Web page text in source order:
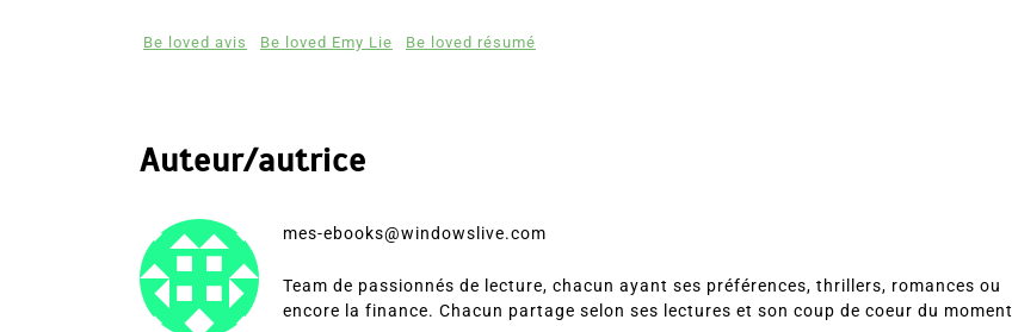
Be loved avis Be loved Emy Lie Be loved résumé
Auteur/autrice
mes-ebooks@windowslive.com
Team de passionnés de lecture, chacun ayant ses préférences, thrillers, romances ou
encore la finance. Chacun partage selon ses lectures et son coup de coeur du moment